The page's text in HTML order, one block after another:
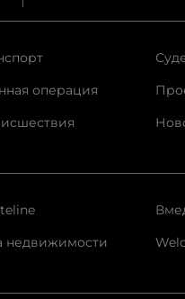
операция
недвижимости